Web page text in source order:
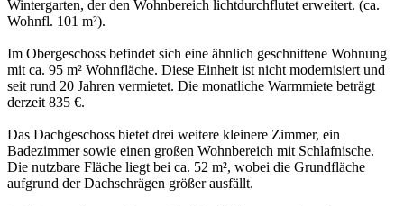
Wintergarten, der den Wohnbereich lichtdurchflutet erweitert. (ca.
Wohnfl. 101 m²).
Im Obergeschoss befindet sich eine ähnlich geschnittene Wohnung
mit ca. 95 m² Wohnfläche. Diese Einheit ist nicht modernisiert und
seit rund 20 Jahren vermietet. Die monatliche Warmmiete beträgt
derzeit 835 €.
Das Dachgeschoss bietet drei weitere kleinere Zimmer, ein
Badezimmer sowie einen großen Wohnbereich mit Schlafnische.
Die nutzbare Fläche liegt bei ca. 52 m², wobei die Grundfläche
aufgrund der Dachschrägen größer ausfällt.